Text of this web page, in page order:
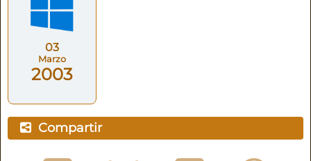
03
Marzo
2003
Compartir